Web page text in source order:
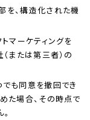
を、構造化された機
マーケティングを
または第三者）の
も同意を撤回でき
た場合、その時点で